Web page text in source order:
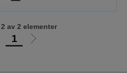
1
Gå
av 2 elementer